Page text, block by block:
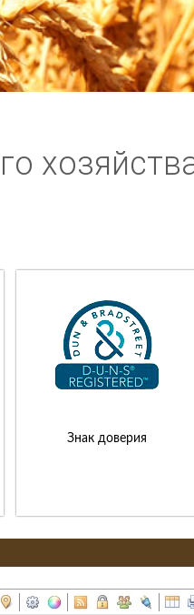
Знак доверия